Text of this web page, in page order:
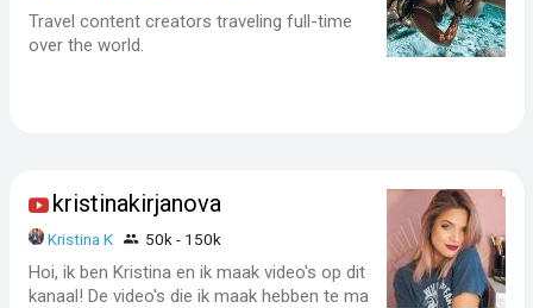
Travel content creators traveling full-time
over the world.
kristinakirjanova
Kristina K 50k - 150k
Hoi, ik ben Kristina en ik maak video's op dit
kanaal! De video's die ik maak hebben te ma